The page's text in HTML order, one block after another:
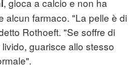
, gioca a calcio e non ha
alcun farmaco. "La pelle è di
Rothoeft. "Se soffre di
guarisce allo stesso
.